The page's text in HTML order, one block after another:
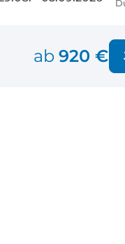
Alle
ab 920 €